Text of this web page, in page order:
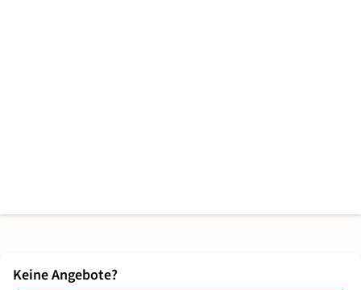
Keine Angebote?